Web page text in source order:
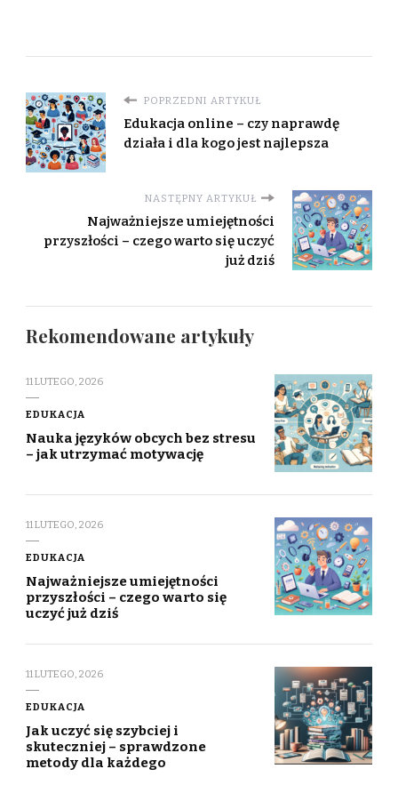
POPRZEDNI ARTYKUŁ
Edukacja online – czy naprawdę
działa i dla kogo jest najlepsza
NASTĘPNY ARTYKUŁ
Najważniejsze umiejętności
przyszłości – czego warto się uczyć
już dziś
Rekomendowane artykuły
11 LUTEGO, 2026
EDUKACJA
Nauka języków obcych bez stresu
– jak utrzymać motywację
11 LUTEGO, 2026
EDUKACJA
Najważniejsze umiejętności
przyszłości – czego warto się
uczyć już dziś
11 LUTEGO, 2026
EDUKACJA
Jak uczyć się szybciej i
skuteczniej – sprawdzone
metody dla każdego